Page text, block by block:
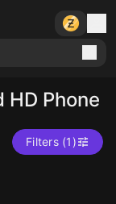
HD Phone
Filters (1)